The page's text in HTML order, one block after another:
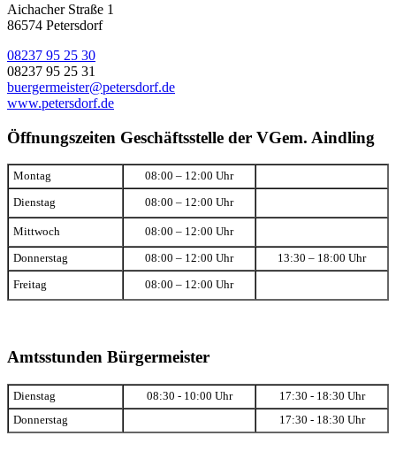
Aichacher Straße 1
86574 Petersdorf
08237 95 25 30
08237 95 25 31
buergermeister@petersdorf.de
www.petersdorf.de
Öffnungszeiten Geschäftsstelle der VGem. Aindling
Montag 08:00 – 12:00 Uhr
Dienstag 08:00 – 12:00 Uhr
Mittwoch 08:00 – 12:00 Uhr
Donnerstag 08:00 – 12:00 Uhr 13:30 – 18:00 Uhr
Freitag 08:00 – 12:00 Uhr
Amtsstunden Bürgermeister
Dienstag 08:30 - 10:00 Uhr
17:30 - 18:30 Uhr
Donnerstag
17:30 - 18:30 Uhr